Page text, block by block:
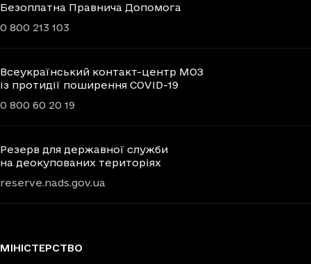
Безоплатна Правнича Допомога
0 800 213 103
Всеукраїнський контакт-центр МОЗ
із протидії поширення COVID-19
0 800 60 20 19
Резерв для державної служби
на деокупованих територіях
reserve.nads.gov.ua
МІНІСТЕРСТВО